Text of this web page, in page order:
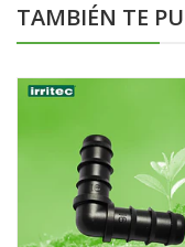
TAMBIÉN TE